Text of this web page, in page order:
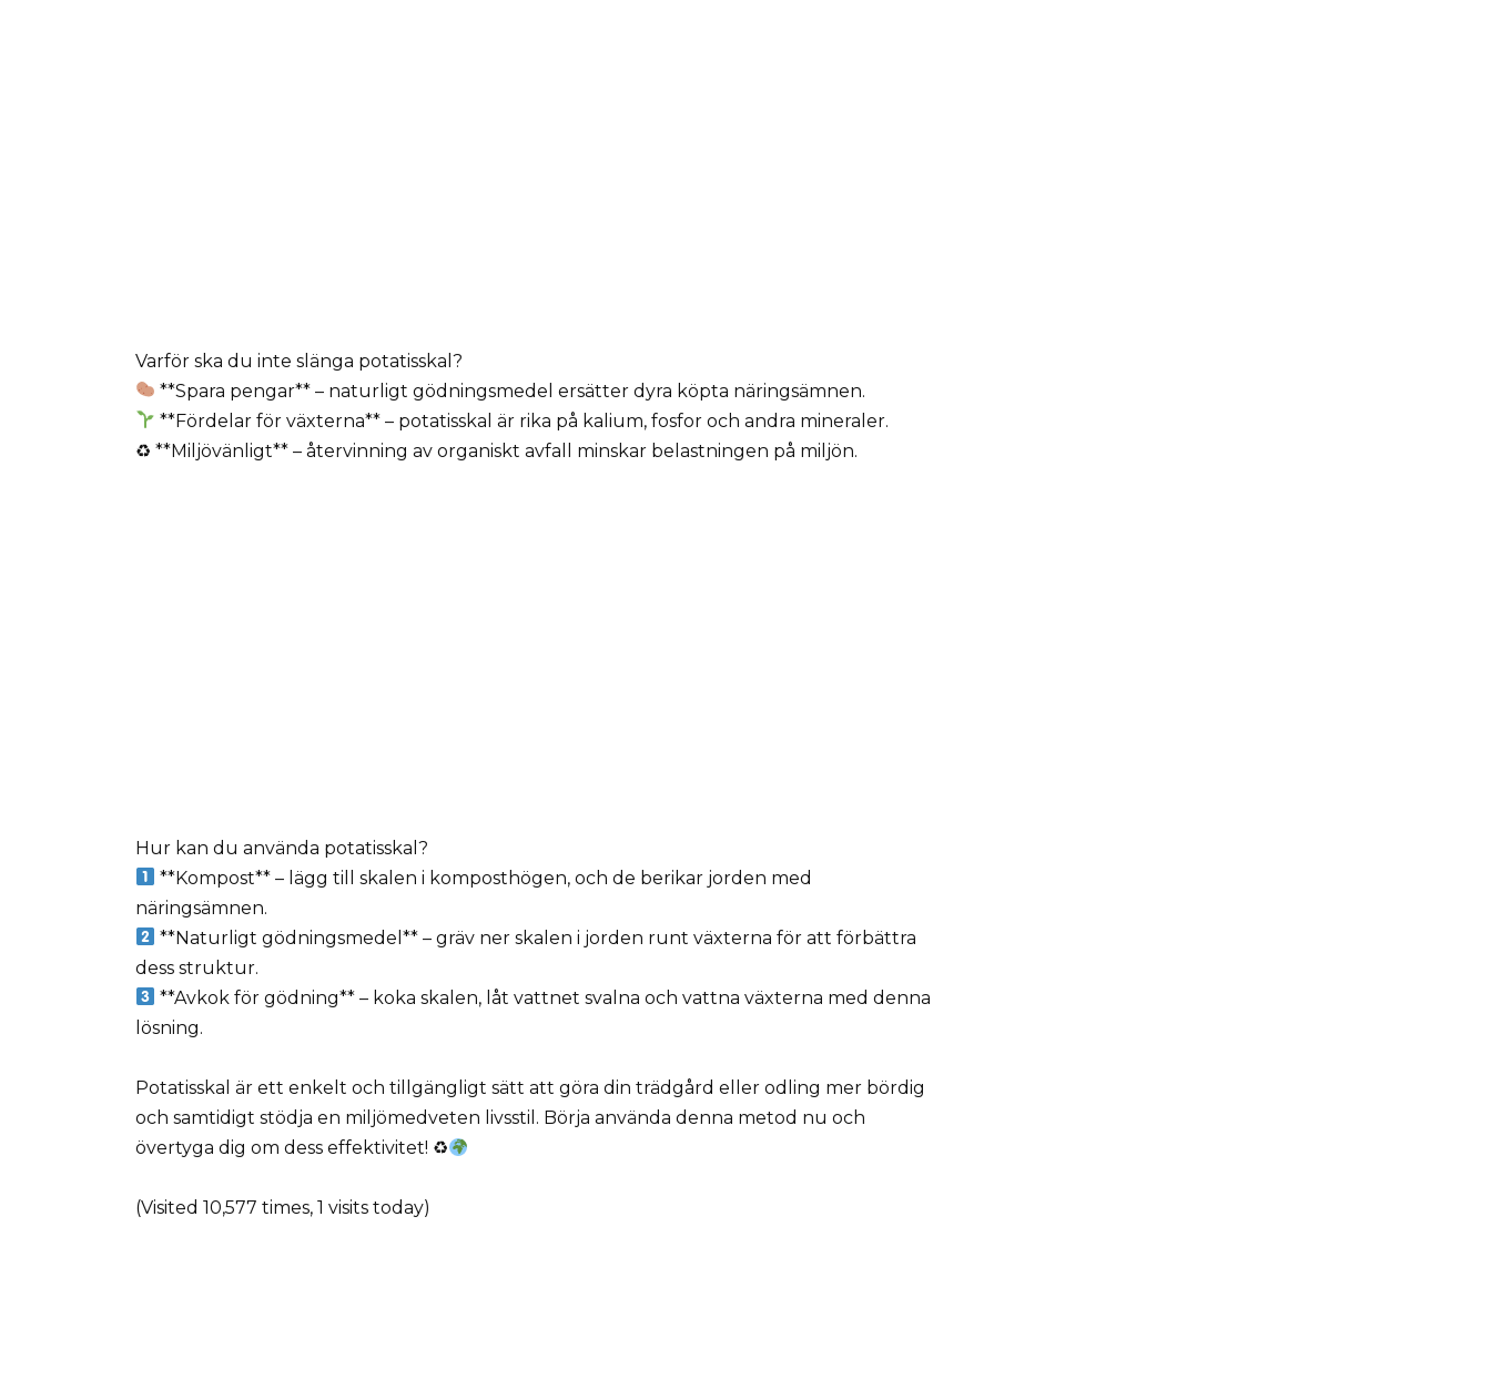
Varför ska du inte slänga potatisskal?
**Spara pengar** – naturligt gödningsmedel ersätter dyra köpta näringsämnen.
**Fördelar för växterna** – potatisskal är rika på kalium, fosfor och andra mineraler.
♻ **Miljövänligt** – återvinning av organiskt avfall minskar belastningen på miljön.
Hur kan du använda potatisskal?
**Kompost** – lägg till skalen i komposthögen, och de berikar jorden med
näringsämnen.
**Naturligt gödningsmedel** – gräv ner skalen i jorden runt växterna för att förbättra
dess struktur.
**Avkok för gödning** – koka skalen, låt vattnet svalna och vattna växterna med denna
lösning.
Potatisskal är ett enkelt och tillgängligt sätt att göra din trädgård eller odling mer bördig
och samtidigt stödja en miljömedveten livsstil. Börja använda denna metod nu och
övertyga dig om dess effektivitet! ♻
(Visited 10,577 times, 1 visits today)